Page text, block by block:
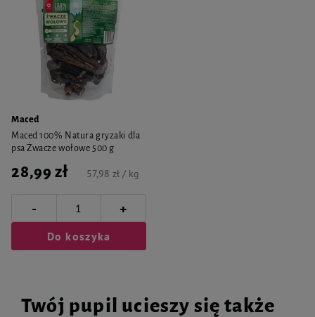
Maced
Maced 100% Natura gryzaki dla
psa Żwacze wołowe 500 g
28,99 zł 57,98 zł / kg
- +
Do koszyka
Twój pupil ucieszy się także